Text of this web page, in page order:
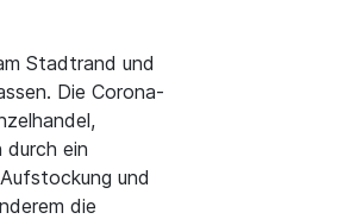
Stadtrand und
Die Corona-
durch ein
und
die